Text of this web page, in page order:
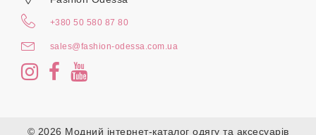
+380 50 580 87 80
sales@fashion-odessa.com.ua
© 2026 Модний інтернет-каталог одягу та аксесуарів